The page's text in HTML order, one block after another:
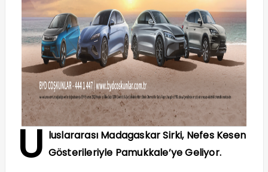
U luslararası Madagaskar Sirki, Nefes Kesen
Gösterileriyle Pamukkale’ye Geliyor.